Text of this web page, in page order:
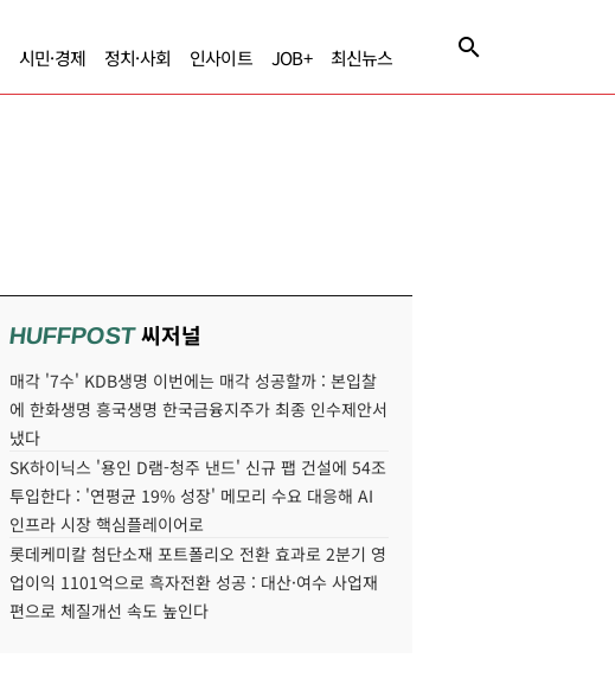
시민·경제 정치·사회 인사이트 JOB+ 최신뉴스
HUFFPOST씨저널
매각 '7수' KDB생명 이번에는 매각 성공할까 : 본입찰
에 한화생명 흥국생명 한국금융지주가 최종 인수제안서
냈다
SK하이닉스 '용인 D램-청주 낸드' 신규 팹 건설에 54조
투입한다 : '연평균 19% 성장' 메모리 수요 대응해 AI
인프라 시장 핵심플레이어로
롯데케미칼 첨단소재 포트폴리오 전환 효과로 2분기 영
업이익 1101억으로 흑자전환 성공 : 대산·여수 사업재
편으로 체질개선 속도 높인다